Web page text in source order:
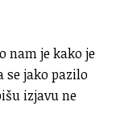
nam je kako je
se jako pazilo
izjavu ne